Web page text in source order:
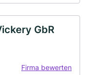
GbR
Firma bewerten